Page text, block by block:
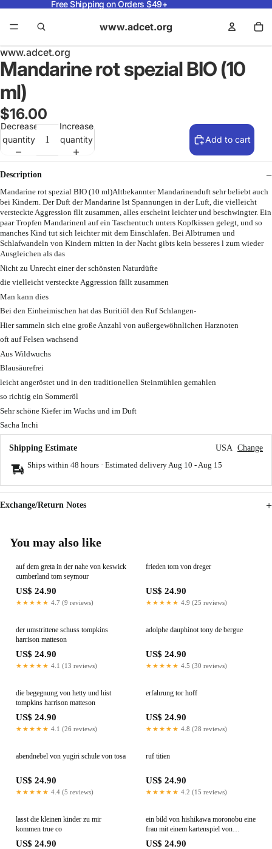
Free Shipping on Orders $49+
www.adcet.org
www.adcet.org
Mandarine rot spezial BIO (10
ml)
$16.00
Decrease
quantity
Increase
quantity
Add to cart
Description
Mandarine rot spezial BIO (10 ml)Altbekannter Mandarinenduft sehr beliebt auch
bei Kindern. Der Duft der Mandarine lst Spannungen in der Luft, die vielleicht
versteckte Aggression fllt zusammen, alles erscheint leichter und beschwingter. Ein
paar Tropfen Mandarinenl auf ein Taschentuch unters Kopfkissen gelegt, und so
manches Kind tut sich leichter mit dem Einschlafen. Bei Albtrumen und
Schlafwandeln von Kindern mitten in der Nacht gibts kein besseres l zum wieder
Ausgleichen als das
Nicht zu Unrecht einer der schönsten Naturdüfte
die vielleicht versteckte Aggression fällt zusammen
Man kann dies
Bei den Einheimischen hat das Buritiöl den Ruf Schlangen-
Hier sammeln sich eine große Anzahl von außergewöhnlichen Harznoten
oft auf Felsen wachsend
Aus Wildwuchs
Blausäurefrei
leicht angeröstet und in den traditionellen Steinmühlen gemahlen
so richtig ein Sommeröl
Sehr schöne Kiefer im Wuchs und im Duft
Sacha Inchi
Shipping Estimate USA Change
Ships within 48 hours · Estimated delivery Aug 10 - Aug 15
Exchange/Return Notes
You may also like
auf dem greta in der nahe von keswick
cumberland tom seymour
US$ 24.90
★★★★★ 4.7 (9 reviews)
frieden tom von dreger
US$ 24.90
★★★★★ 4.9 (25 reviews)
der umstrittene schuss tompkins
harrison matteson
US$ 24.90
★★★★★ 4.1 (13 reviews)
adolphe dauphinot tony de bergue
US$ 24.90
★★★★★ 4.5 (30 reviews)
die begegnung von hetty und hist
tompkins harrison matteson
US$ 24.90
★★★★★ 4.1 (26 reviews)
erfahrung tor hoff
US$ 24.90
★★★★★ 4.8 (28 reviews)
abendnebel von yugiri schule von tosa
US$ 24.90
★★★★★ 4.4 (5 reviews)
ruf titien
US$ 24.90
★★★★★ 4.2 (15 reviews)
lasst die kleinen kinder zu mir
kommen true co
US$ 24.90
ein bild von hishikawa moronobu eine
frau mit einem kartenspiel von
gedichten totoya hokkei
US$ 24.90